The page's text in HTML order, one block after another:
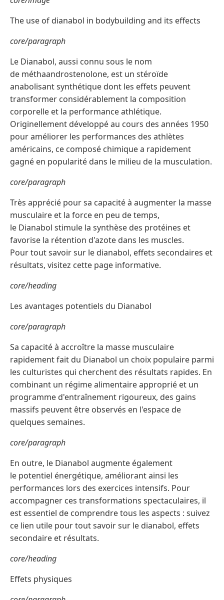
The use of dianabol in bodybuilding and its effects
core/paragraph
Le Dianabol, aussi connu sous le nom
de méthaandrostenolone, est un stéroïde
anabolisant synthétique dont les effets peuvent
transformer considérablement la composition
corporelle et la performance athlétique.
Originellement développé au cours des années 1950
pour améliorer les performances des athlètes
américains, ce composé chimique a rapidement
gagné en popularité dans le milieu de la musculation.
core/paragraph
Très apprécié pour sa capacité à augmenter la masse
musculaire et la force en peu de temps,
le Dianabol stimule la synthèse des protéines et
favorise la rétention d'azote dans les muscles.
Pour tout savoir sur le dianabol, effets secondaires et
résultats, visitez cette page informative.
core/heading
Les avantages potentiels du Dianabol
core/paragraph
Sa capacité à accroître la masse musculaire
rapidement fait du Dianabol un choix populaire parmi
les culturistes qui cherchent des résultats rapides. En
combinant un régime alimentaire approprié et un
programme d'entraînement rigoureux, des gains
massifs peuvent être observés en l'espace de
quelques semaines.
core/paragraph
En outre, le Dianabol augmente également
le potentiel énergétique, améliorant ainsi les
performances lors des exercices intensifs. Pour
accompagner ces transformations spectaculaires, il
est essentiel de comprendre tous les aspects : suivez
ce lien utile pour tout savoir sur le dianabol, effets
secondaire et résultats.
core/heading
Effets physiques